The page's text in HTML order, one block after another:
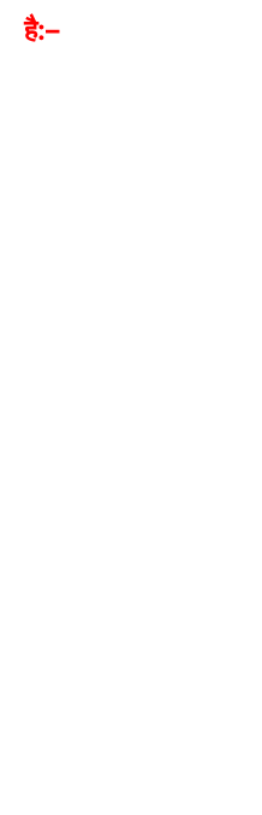
है:–